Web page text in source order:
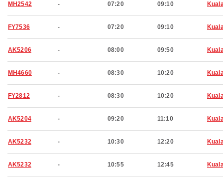
MH2542 - 07:20 09:10
FY7536 - 07:20 09:10
AK5206 - 08:00 09:50
MH4660 - 08:30 10:20
FY2812 - 08:30 10:20
AK5204 - 09:20 11:10
AK5232 - 10:30 12:20
AK5232 - 10:55 12:45